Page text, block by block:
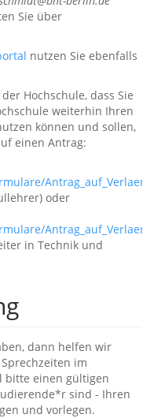
Sie über
nutzen Sie ebenfalls
Hochschule, dass Sie
weiterhin Ihren
können und sollen,
einen Antrag:
oder
in Technik und
dann helfen wir
im
bitte einen gültigen
sind - Ihren
und vorlegen.